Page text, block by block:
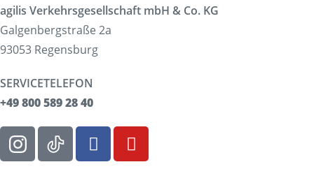
agilis Verkehrsgesellschaft mbH & Co. KG
Galgenbergstraße 2a
93053 Regensburg
SERVICETELEFON
+49 800 589 28 40